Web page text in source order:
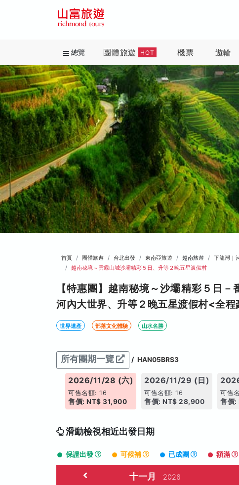
總覽 團體旅遊 HOT 機票 遊輪
首頁 團體旅遊 台北出發 東南亞旅遊 越南旅遊
下龍灣｜
越南秘境～雲霧山城沙壩精彩５日、升等２晚五星渡假村
【特惠團】越南秘境～沙壩精彩５日
河內大世界、升等２晚五星渡假村<全程
世界遺產 部落文化體驗 山水名勝
所有團期一覽 / HAN05BRS3
2026/11/28 (六)
可售名額: 16
售價: NT$ 31,900
2026/11/29 (日)
可售名額: 16
售價: NT$ 28,900
可售
售價
滑動檢視相近出發日期
保證出發 可候補 已成團 額滿
十一月 2026